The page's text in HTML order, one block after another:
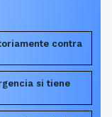
contra
si tiene